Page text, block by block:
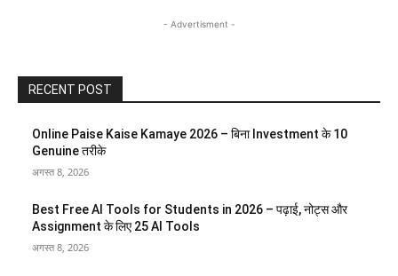
- Advertisment -
RECENT POST
Online Paise Kaise Kamaye 2026 – बिना Investment के 10
Genuine तरीके
अगस्त 8, 2026
Best Free AI Tools for Students in 2026 – पढ़ाई, नोट्स और
Assignment के लिए 25 AI Tools
अगस्त 8, 2026